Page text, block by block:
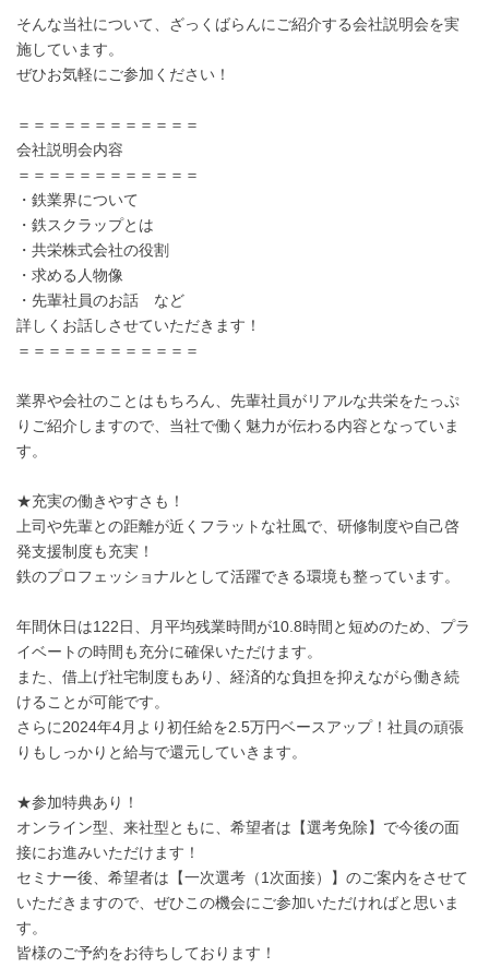
そんな当社について、ざっくばらんにご紹介する会社説明会を実
施しています。
ぜひお気軽にご参加ください！
＝＝＝＝＝＝＝＝＝＝＝＝
会社説明会内容
＝＝＝＝＝＝＝＝＝＝＝＝
・鉄業界について
・鉄スクラップとは
・共栄株式会社の役割
・求める人物像
・先輩社員のお話 など
詳しくお話しさせていただきます！
＝＝＝＝＝＝＝＝＝＝＝＝
業界や会社のことはもちろん、先輩社員がリアルな共栄をたっぷ
りご紹介しますので、当社で働く魅力が伝わる内容となっていま
す。
★充実の働きやすさも！
上司や先輩との距離が近くフラットな社風で、研修制度や自己啓
発支援制度も充実！
鉄のプロフェッショナルとして活躍できる環境も整っています。
年間休日は122日、月平均残業時間が10.8時間と短めのため、プラ
イベートの時間も充分に確保いただけます。
また、借上げ社宅制度もあり、経済的な負担を抑えながら働き続
けることが可能です。
さらに2024年4月より初任給を2.5万円ベースアップ！社員の頑張
りもしっかりと給与で還元していきます。
★参加特典あり！
オンライン型、来社型ともに、希望者は【選考免除】で今後の面
接にお進みいただけます！
セミナー後、希望者は【一次選考（1次面接）】のご案内をさせて
いただきますので、ぜひこの機会にご参加いただければと思いま
す。
皆様のご予約をお待ちしております！